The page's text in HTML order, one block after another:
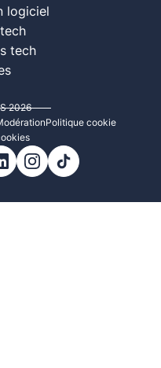
logiciel
tech
2026
Politique cookie